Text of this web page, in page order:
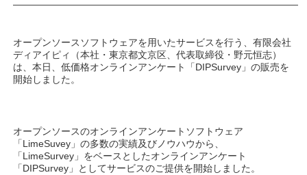
オープンソースソフトウェアを用いたサービスを行う、有限会社
ディアイピィ（本社・東京都文京区、代表取締役・野元恒志）
は、本日、低価格オンラインアンケート「DIPSurvey」の販売を
開始しました。
オープンソースのオンラインアンケートソフトウェア
「LimeSuvey」の多数の実績及びノウハウから、
「LimeSurvey」をベースとしたオンラインアンケート
「DIPSurvey」としてサービスのご提供を開始しました。